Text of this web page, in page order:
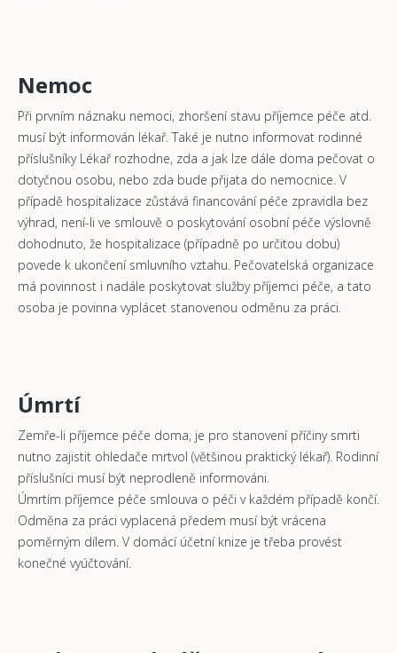
Nemoc
Při prvním náznaku nemoci, zhoršení stavu příjemce péče atd.
musí být informován lékař. Také je nutno informovat rodinné
příslušníky Lékař rozhodne, zda a jak lze dále doma pečovat o
dotyčnou osobu, nebo zda bude přijata do nemocnice. V
případě hospitalizace zůstává financování péče zpravidla bez
výhrad, není-li ve smlouvě o poskytování osobní péče výslovně
dohodnuto, že hospitalizace (případně po určitou dobu)
povede k ukončení smluvního vztahu. Pečovatelská organizace
má povinnost i nadále poskytovat služby příjemci péče, a tato
osoba je povinna vyplácet stanovenou odměnu za práci.
Úmrtí
Zemře-li příjemce péče doma, je pro stanovení příčiny smrti
nutno zajistit ohledače mrtvol (většinou praktický lékař). Rodinní
příslušníci musí být neprodleně informováni.
Úmrtím příjemce péče smlouva o péči v každém případě končí.
Odměna za práci vyplacená předem musí být vrácena
poměrným dílem. V domácí účetní knize je třeba provést
konečné vyúčtování.